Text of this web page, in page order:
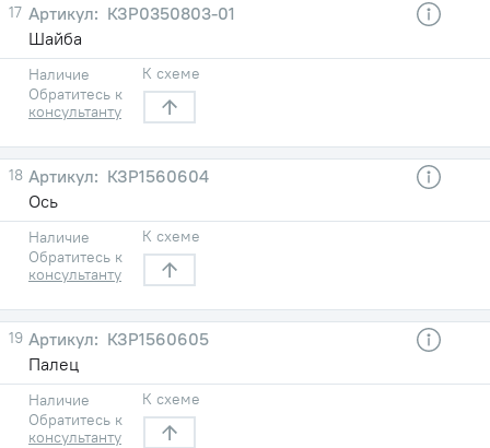
17
КЗР0350803-01
Шайба
Наличие
Обратитесь к
консультанту
К схеме
18
КЗР1560604
Ось
Наличие
Обратитесь к
консультанту
К схеме
19
КЗР1560605
Палец
Наличие
Обратитесь к
консультанту
К схеме